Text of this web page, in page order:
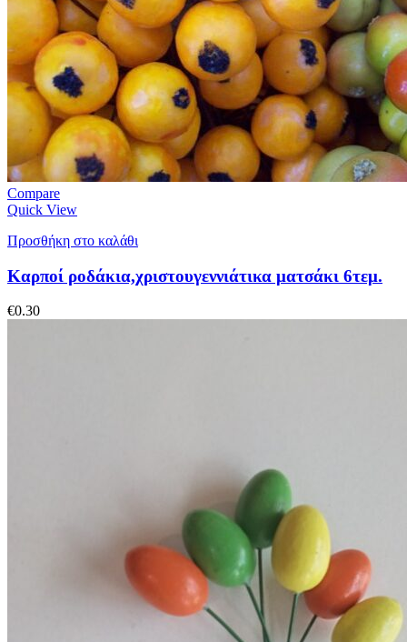
Compare
Quick View
Προσθήκη στο καλάθι
Καρποί ροδάκια,χριστουγεννιάτικα ματσάκι 6τεμ.
€0.30